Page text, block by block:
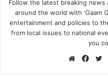
Follow the latest breaking news
around the world with 'Gaam
entertainment and policies to
from local issues to national
you